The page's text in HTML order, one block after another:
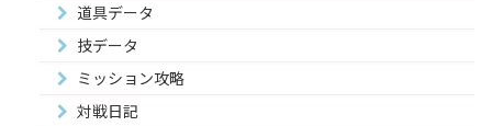
道具データ
技データ
ミッション攻略
対戦日記